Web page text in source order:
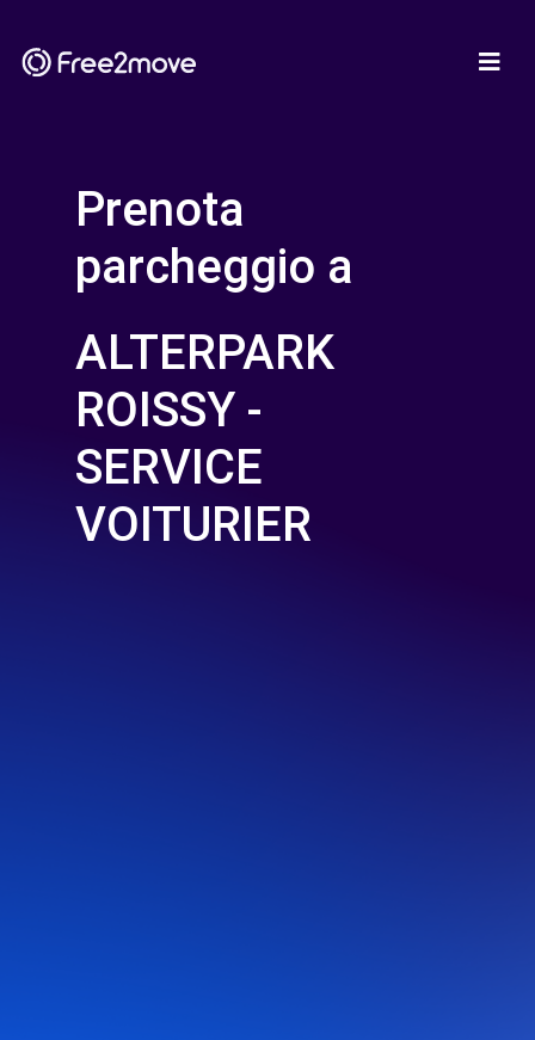
Prenota
parcheggio a
ALTERPARK
ROISSY -
SERVICE
VOITURIER